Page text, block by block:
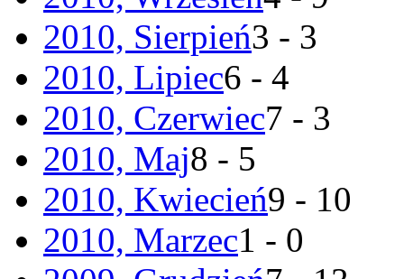
2010, Sierpień3 - 3
2010, Lipiec6 - 4
2010, Czerwiec7 - 3
2010, Maj8 - 5
2010, Kwiecień9 - 10
2010, Marzec1 - 0